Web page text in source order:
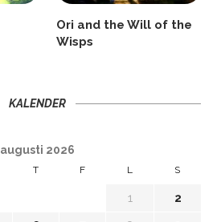
Ori and the Will of the
Wisps
KALENDER
augusti 2026
T F L S
1
2